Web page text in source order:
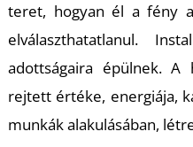
teret, hogyan él a fény
elválaszthatatlanul.
adottságaira épülnek.
rejtett értéke, energiája,
munkák alakulásában,